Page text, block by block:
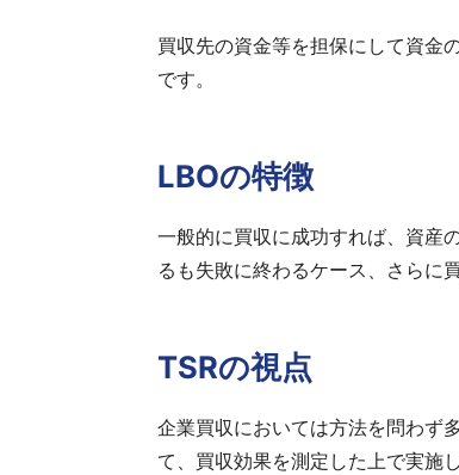
買収先の資金等を担保にして資金
です。
LBOの特徴
一般的に買収に成功すれば、資産
るも失敗に終わるケース、さらに
TSRの視点
企業買収においては方法を問わず
て、買収効果を測定した上で実施